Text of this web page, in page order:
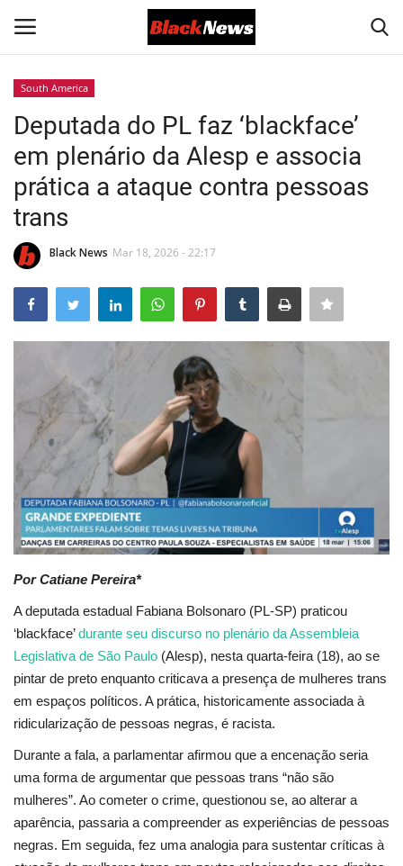
Black News
International Headlines
UK Latest
Entertainment
Lifestyle
Community
Sports News
Business
Your Articles
Give Back
Love & Loss
History
Gallery Videos
Contact Info@blacknews.uk
South America
Deputada do PL faz ‘blackface’
em plenário da Alesp e associa
prática a ataque contra pessoas
trans
Black News Mar 18, 2026 - 22:17
Por Catiane Pereira*
A deputada estadual Fabiana Bolsonaro (PL-SP) praticou
‘blackface’durante seu discurso no plenário da Assembleia
Legislativa de São Paulo (Alesp), nesta quarta-feira (18), ao se
pintar de preto enquanto criticava a presença de mulheres trans
em espaços políticos. A prática, historicamente associada à
ridicularização de pessoas negras, é racista.
Durante a fala, a parlamentar afirmou que a encenação seria
uma forma de argumentar que pessoas trans “não são
mulheres”. Ao cometer o crime, questionou se, ao alterar a
aparência, passaria a compreender as experiências de pessoas
negras. Em seguida, fez uma analogia para sustentar críticas à